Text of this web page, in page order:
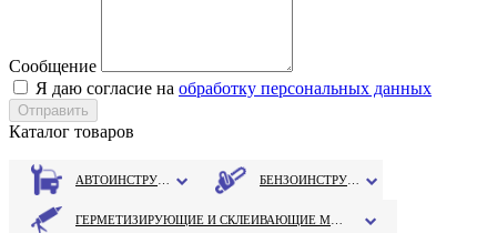
Сообщение
Я даю согласие на обработку персональных данных
Каталог товаров